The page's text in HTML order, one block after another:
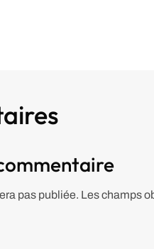
pas publiée. Les champs